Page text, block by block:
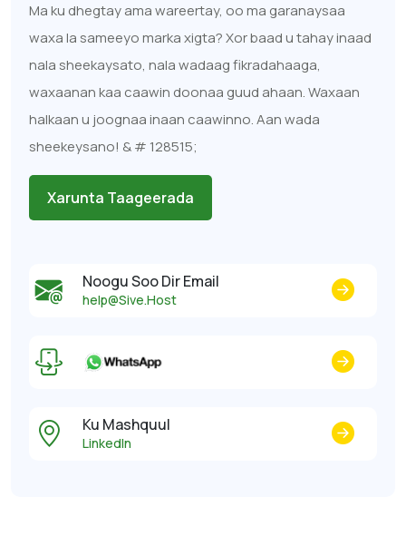
Ma ku dhegtay ama wareertay, oo ma garanaysaa
waxa la sameeyo marka xigta? Xor baad u tahay inaad
nala sheekaysato, nala wadaag fikradahaaga,
waxaanan kaa caawin doonaa guud ahaan. Waxaan
halkaan u joognaa inaan caawinno. Aan wada
sheekeysano! & # 128515;
Xarunta Taageerada
Noogu Soo Dir Email
help@Sive.Host
Ku Mashquul
LinkedIn